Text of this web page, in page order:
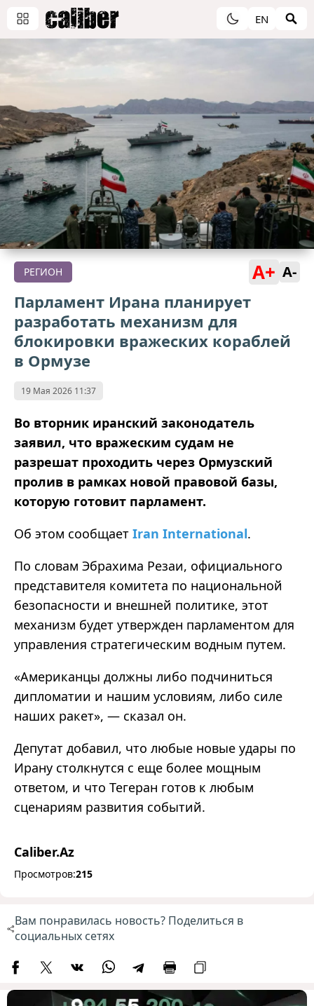
EN
РЕГИОН A+ A-
Парламент Ирана планирует
разработать механизм для
блокировки вражеских кораблей
в Ормузе
19 Мая 2026 11:37
Во вторник иранский законодатель
заявил, что вражеским судам не
разрешат проходить через Ормузский
пролив в рамках новой правовой базы,
которую готовит парламент.
Об этом сообщает Iran International.
По словам Эбрахима Резаи, официального
представителя комитета по национальной
безопасности и внешней политике, этот
механизм будет утвержден парламентом для
управления стратегическим водным путем.
«Американцы должны либо подчиниться
дипломатии и нашим условиям, либо силе
наших ракет», — сказал он.
Депутат добавил, что любые новые удары по
Ирану столкнутся с еще более мощным
ответом, и что Тегеран готов к любым
сценариям развития событий.
Caliber.Az
Просмотров:215
Вам понравилась новость? Поделиться в
социальных сетях